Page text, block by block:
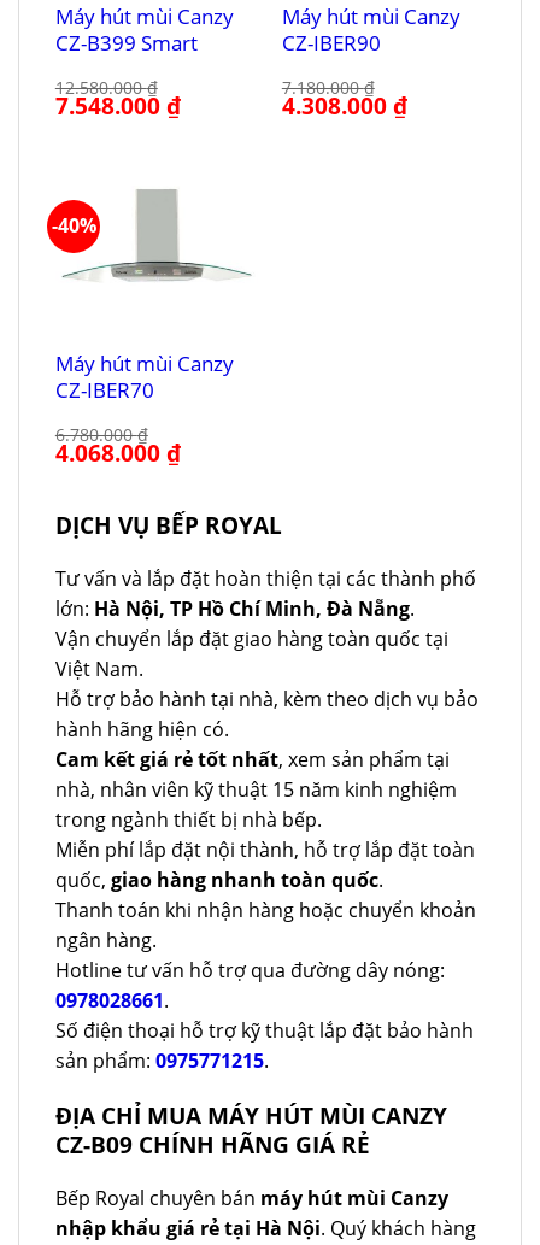
Máy hút mùi Canzy
CZ-B399 Smart
12.580.000₫
Giá
gốc
7.548.000₫Giá
hiện
Máy hút mùi Canzy
CZ-IBER90
7.180.000₫
Giá
gốc
4.308.000₫Giá
hiện
-40%
Máy hút mùi Canzy
CZ-IBER70
6.780.000₫
Giá
gốc
4.068.000₫Giá
hiện
4.068.000 ₫.
DỊCH VỤ BẾP ROYAL
Tư vấn và lắp đặt hoàn thiện tại các thành phố
lớn: Hà Nội, TP Hồ Chí Minh, Đà Nẵng.
Vận chuyển lắp đặt giao hàng toàn quốc tại
Việt Nam.
Hỗ trợ bảo hành tại nhà, kèm theo dịch vụ bảo
hành hãng hiện có.
Cam kết giá rẻ tốt nhất, xem sản phẩm tại
nhà, nhân viên kỹ thuật 15 năm kinh nghiệm
trong ngành thiết bị nhà bếp.
Miễn phí lắp đặt nội thành, hỗ trợ lắp đặt toàn
quốc, giao hàng nhanh toàn quốc.
Thanh toán khi nhận hàng hoặc chuyển khoản
ngân hàng.
Hotline tư vấn hỗ trợ qua đường dây nóng:
0978028661.
Số điện thoại hỗ trợ kỹ thuật lắp đặt bảo hành
sản phẩm: 0975771215.
ĐỊA CHỈ MUA MÁY HÚT MÙI CANZY
CZ-B09 CHÍNH HÃNG GIÁ RẺ
Bếp Royal chuyên bán máy hút mùi Canzy
nhập khẩu giá rẻ tại Hà Nội. Quý khách hàng